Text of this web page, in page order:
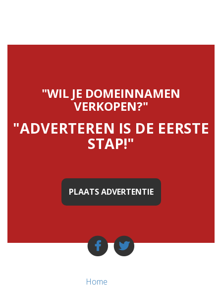
"WIL JE DOMEINNAMEN
VERKOPEN?"
"ADVERTEREN IS DE EERSTE
STAP!"
PLAATS ADVERTENTIE
Home